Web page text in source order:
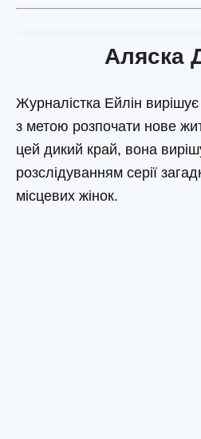
Аляска
Журналістка Ейлін
з метою розпочати нове
цей дикий край, вона
розслідуванням серії
місцевих жінок.